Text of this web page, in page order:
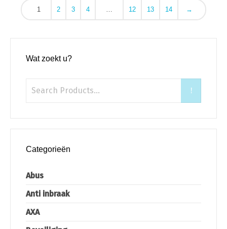
1 2 3 4 12 13 14 →
Wat zoekt u?
Categorieën
Abus
Anti inbraak
AXA